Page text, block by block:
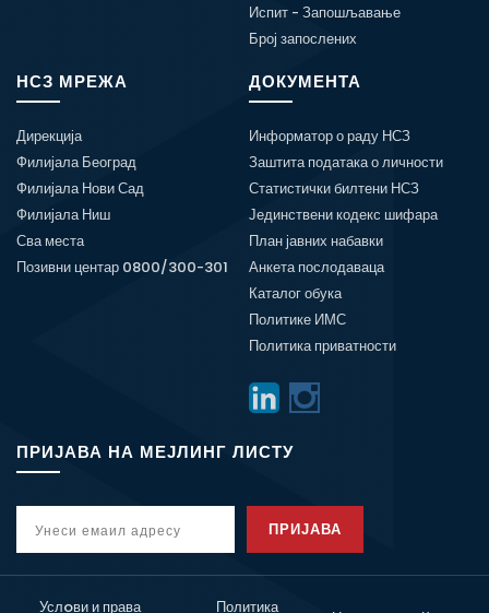
Испит - Запошљавање
Број запослених
НСЗ МРЕЖА
Дирекција
Филијала Београд
Филијала Нови Сад
Филијала Ниш
Сва места
Позивни центар 0800/300-301
ДОКУМЕНТА
Информатор о раду НСЗ
Заштита података о личности
Статистички билтени НСЗ
Јединствени кодекс шифара
План јавних набавки
Анкета послодаваца
Каталог обука
Политике ИМС
Политика приватности
ПРИЈАВА НА МЕЈЛИНГ ЛИСТУ
ПРИЈАВА
Услoви и права Политика